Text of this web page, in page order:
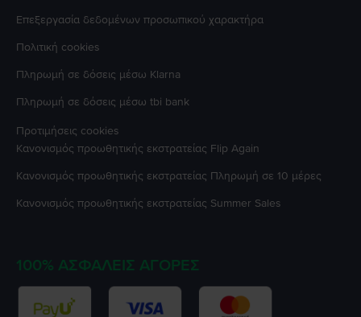
Επεξεργασία δεδομένων προσωπικού χαρακτήρα
Πολιτική cookies
Πληρωμή σε δόσεις μέσω Klarna
Πληρωμή σε δόσεις μέσω tbi bank
Προτιμήσεις cookies
Κανονισμός προωθητικής εκστρατείας Flip Again
Κανονισμός προωθητικής εκστρατείας Πληρωμή σε 10 μέρες
Κανονισμός προωθητικής εκστρατείας Summer Sales
100% ΑΣΦΑΛΕΊΣ ΑΓΟΡΈΣ